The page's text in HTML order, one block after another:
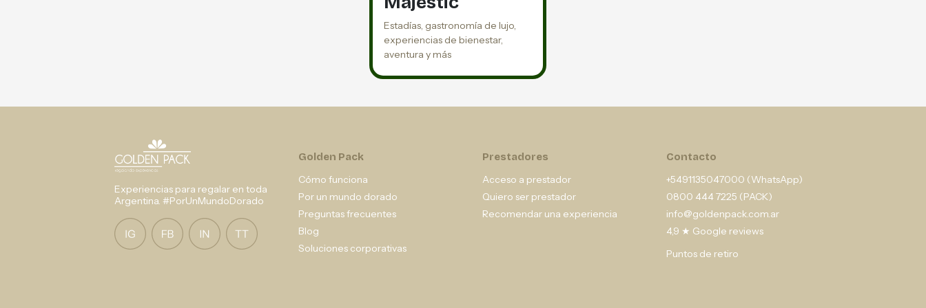
Estadías, gastronomía de lujo,
experiencias de bienestar,
aventura y más
Experiencias para regalar en toda
Argentina. #PorUnMundoDorado
Golden Pack
Cómo funciona
Por un mundo dorado
Preguntas frecuentes
Blog
Soluciones corporativas
Prestadores
Acceso a prestador
Quiero ser prestador
Recomendar una experiencia
Contacto
+5491135047000 (WhatsApp)
0800 444 7225 (PACK)
info@goldenpack.com.ar
4,9 ★ Google reviews
Puntos de retiro